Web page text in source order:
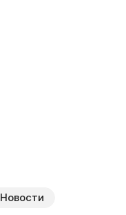
Новости